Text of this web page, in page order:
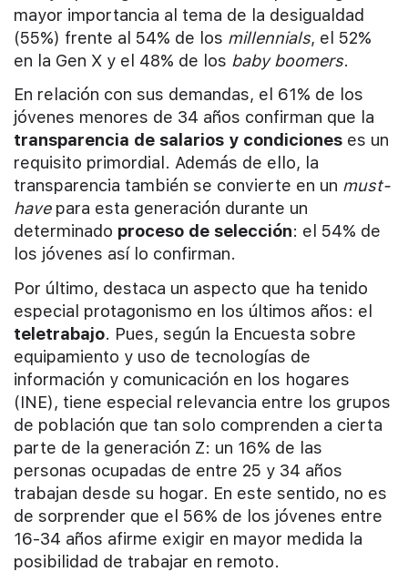
mayor importancia al tema de la desigualdad
(55%) frente al 54% de los millennials, el 52%
en la Gen X y el 48% de los baby boomers.
En relación con sus demandas, el 61% de los
jóvenes menores de 34 años confirman que la
transparencia de salarios y condiciones es un
requisito primordial. Además de ello, la
transparencia también se convierte en un must-
havepara esta generación durante un
determinado proceso de selección: el 54% de
los jóvenes así lo confirman.
Por último, destaca un aspecto que ha tenido
especial protagonismo en los últimos años: el
teletrabajo. Pues, según la Encuesta sobre
equipamiento y uso de tecnologías de
información y comunicación en los hogares
(INE), tiene especial relevancia entre los grupos
de población que tan solo comprenden a cierta
parte de la generación Z: un 16% de las
personas ocupadas de entre 25 y 34 años
trabajan desde su hogar. En este sentido, no es
de sorprender que el 56% de los jóvenes entre
16-34 años afirme exigir en mayor medida la
posibilidad de trabajar en remoto.